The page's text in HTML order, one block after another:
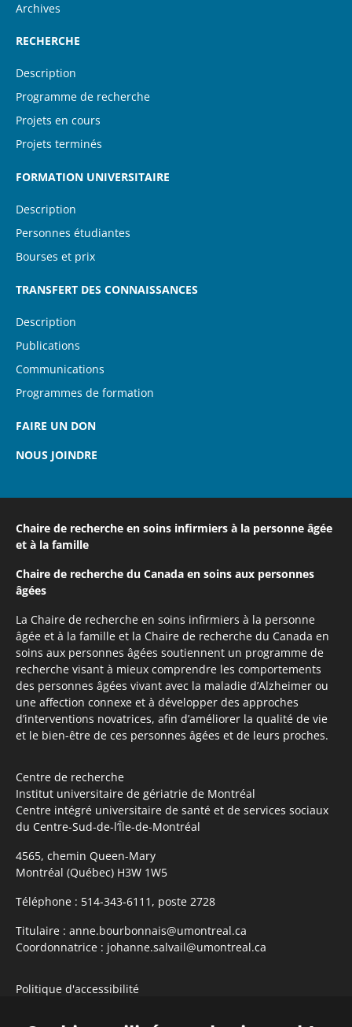
Archives
RECHERCHE
Description
Programme de recherche
Projets en cours
Projets terminés
FORMATION UNIVERSITAIRE
Description
Personnes étudiantes
Bourses et prix
TRANSFERT DES CONNAISSANCES
Description
Publications
Communications
Programmes de formation
FAIRE UN DON
NOUS JOINDRE
Chaire de recherche en soins infirmiers à la personne âgée
et à la famille
Chaire de recherche du Canada en soins aux personnes
âgées
La Chaire de recherche en soins infirmiers à la personne
âgée et à la famille et la Chaire de recherche du Canada en
soins aux personnes âgées soutiennent un programme de
recherche visant à mieux comprendre les comportements
des personnes âgées vivant avec la maladie d’Alzheimer ou
une affection connexe et à développer des approches
d’interventions novatrices, afin d’améliorer la qualité de vie
et le bien-être de ces personnes âgées et de leurs proches.
Centre de recherche
Institut universitaire de gériatrie de Montréal
Centre intégré universitaire de santé et de services sociaux
du Centre-Sud-de-l’Île-de-Montréal
4565, chemin Queen-Mary
Montréal (Québec) H3W 1W5
Téléphone : 514-343-6111, poste 2728
Titulaire : anne.bourbonnais@umontreal.ca
Coordonnatrice : johanne.salvail@umontreal.ca
Politique d'accessibilité